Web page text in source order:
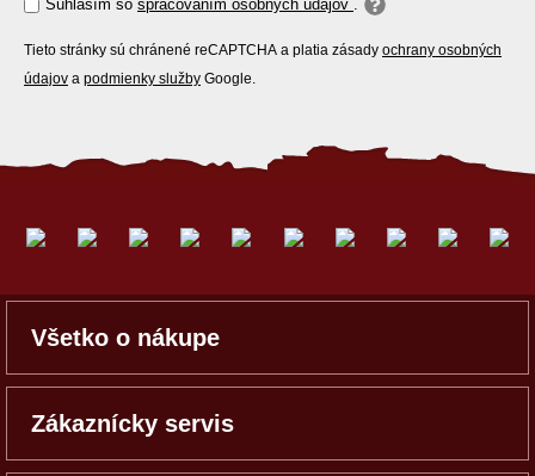
Súhlasím so spracovaním osobných údajov .
Tieto stránky sú chránené reCAPTCHA a platia zásady ochrany osobných
údajov a podmienky služby Google.
Všetko o nákupe
Zákaznícky servis